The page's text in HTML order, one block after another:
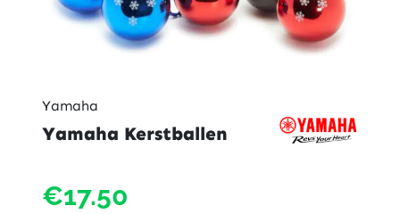
Yamaha
Yamaha Kerstballen
€17.50